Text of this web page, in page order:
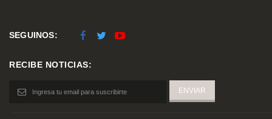
SEGUINOS:
RECIBE NOTICIAS: